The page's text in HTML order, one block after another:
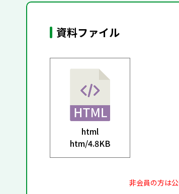
資料ファイル
html
htm/4.8KB
非会員の方は